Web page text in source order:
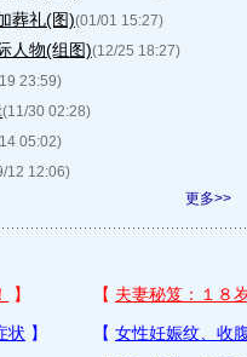
葬礼(图)(01/01 15:27)
人物(组图)(12/25 18:27)
23:59)
(11/30 02:28)
05:02)
12 12:06)
更多>>